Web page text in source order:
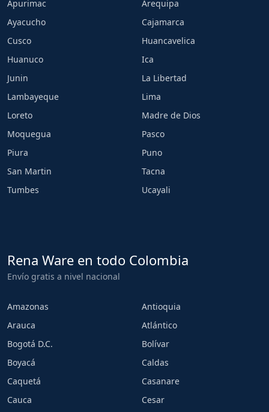
Apurimac
Arequipa
Ayacucho
Cajamarca
Cusco
Huancavelica
Huanuco
Ica
Junin
La Libertad
Lambayeque
Lima
Loreto
Madre de Dios
Moquegua
Pasco
Piura
Puno
San Martin
Tacna
Tumbes
Ucayali
Rena Ware en todo Colombia
Envío gratis a nivel nacional
Amazonas
Antioquia
Arauca
Atlántico
Bogotá D.C.
Bolívar
Boyacá
Caldas
Caquetá
Casanare
Cauca
Cesar